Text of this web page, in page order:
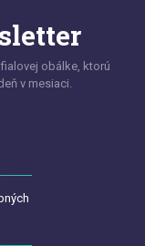
obálke, ktorú
v mesiaci.